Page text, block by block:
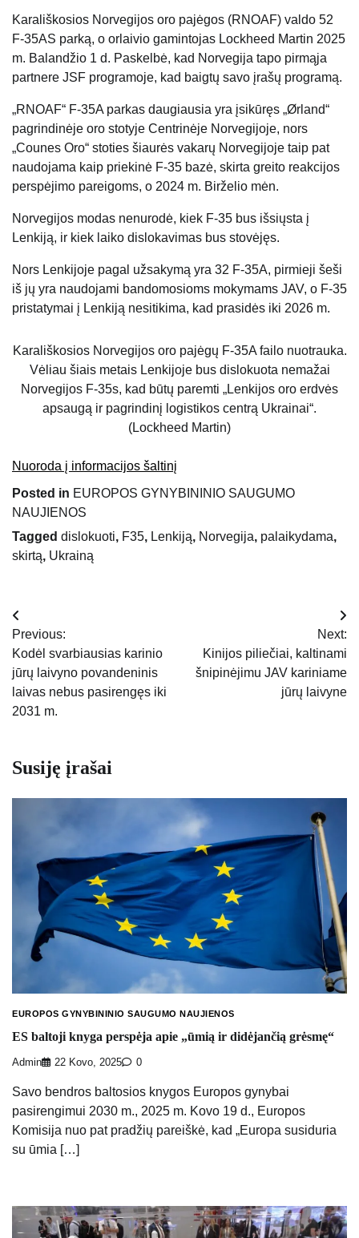
Karališkosios Norvegijos oro pajėgos (RNOAF) valdo 52
F-35AS parką, o orlaivio gamintojas Lockheed Martin 2025
m. Balandžio 1 d. Paskelbė, kad Norvegija tapo pirmąja
partnere JSF programoje, kad baigtų savo įrašų programą.
„RNOAF“ F-35A parkas daugiausia yra įsikūręs „Ørland“
pagrindinėje oro stotyje Centrinėje Norvegijoje, nors
„Counes Oro“ stoties šiaurės vakarų Norvegijoje taip pat
naudojama kaip priekinė F-35 bazė, skirta greito reakcijos
perspėjimo pareigoms, o 2024 m. Birželio mėn.
Norvegijos modas nenurodė, kiek F-35 bus išsiųsta į
Lenkiją, ir kiek laiko dislokavimas bus stovėjęs.
Nors Lenkijoje pagal užsakymą yra 32 F-35A, pirmieji šeši
iš jų yra naudojami bandomosioms mokymams JAV, o F-35
pristatymai į Lenkiją nesitikima, kad prasidės iki 2026 m.
Karališkosios Norvegijos oro pajėgų F-35A failo nuotrauka.
Vėliau šiais metais Lenkijoje bus dislokuota nemažai
Norvegijos F-35s, kad būtų paremti „Lenkijos oro erdvės
apsaugą ir pagrindinį logistikos centrą Ukrainai“.
(Lockheed Martin)
Nuoroda į informacijos šaltinį
Posted in EUROPOS GYNYBININIO SAUGUMO
NAUJIENOS
Tagged dislokuoti, F35, Lenkiją, Norvegija, palaikydama,
skirtą, Ukrainą
Navigacija
tarp
įrašų
Previous:
Kodėl svarbiausias karinio
jūrų laivyno povandeninis
laivas nebus pasirengęs iki
2031 m.
Next:
Kinijos piliečiai, kaltinami
šnipinėjimu JAV kariniame
jūrų laivyne
Susiję įrašai
EUROPOS GYNYBININIO SAUGUMO NAUJIENOS
ES baltoji knyga perspėja apie „ūmią ir didėjančią grėsmę“
Admin 22 Kovo, 2025 0
Savo bendros baltosios knygos Europos gynybai
pasirengimui 2030 m., 2025 m. Kovo 19 d., Europos
Komisija nuo pat pradžių pareiškė, kad „Europa susiduria
su ūmia […]